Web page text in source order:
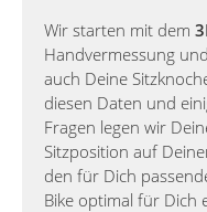
Wir starten mit dem
Handvermessung
auch Deine
diesen Daten und
Fragen legen wir
Sitzposition auf
den für Dich
Bike optimal für Dich